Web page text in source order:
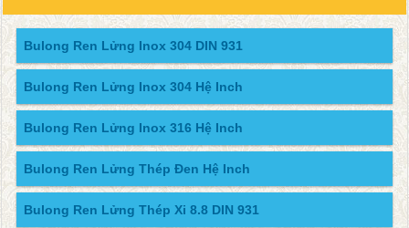
Bulong Ren Lửng Inox 304 DIN 931
Bulong Ren Lửng Inox 304 Hệ Inch
Bulong Ren Lửng Inox 316 Hệ Inch
Bulong Ren Lửng Thép Đen Hệ Inch
Bulong Ren Lửng Thép Xi 8.8 DIN 931